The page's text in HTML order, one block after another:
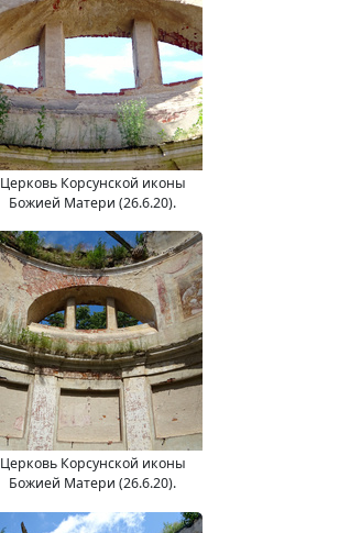
Церковь Корсунской иконы
Божией Матери (26.6.20).
Церковь Корсунской иконы
Божией Матери (26.6.20).